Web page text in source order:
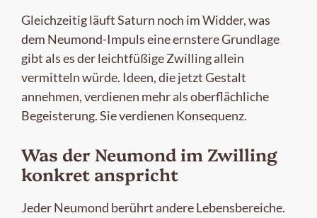
Gleichzeitig läuft Saturn noch im Widder, was
dem Neumond-Impuls eine ernstere Grundlage
gibt als es der leichtfüßige Zwilling allein
vermitteln würde. Ideen, die jetzt Gestalt
annehmen, verdienen mehr als oberflächliche
Begeisterung. Sie verdienen Konsequenz.
Was der Neumond im Zwilling
konkret anspricht
Jeder Neumond berührt andere Lebensbereiche.